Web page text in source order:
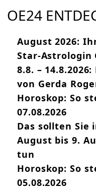
OE24
August 2026:
Star-Astrologin
8.8. –
von Gerda
Horoskop: So
07.08.2026
Das sollten Sie
August bis 9.
tun
Horoskop: So
05.08.2026